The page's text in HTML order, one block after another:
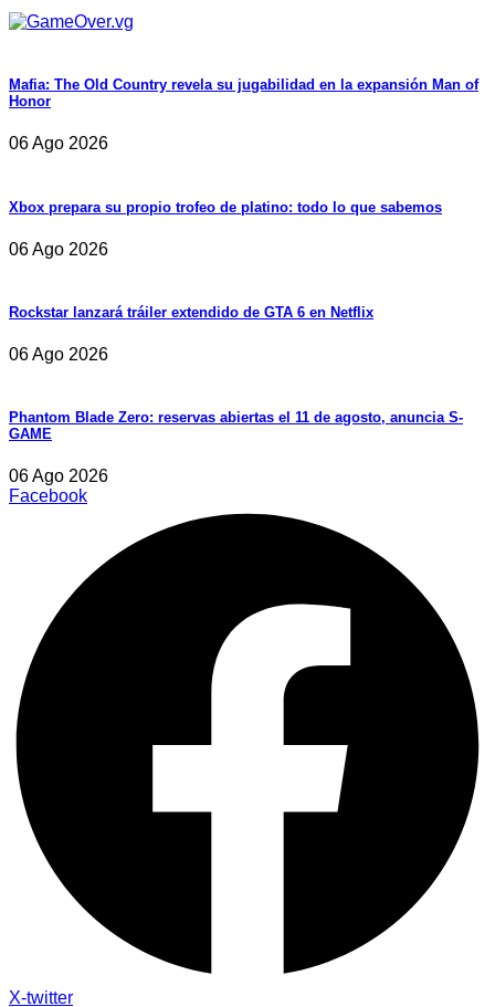
Mafia: The Old Country revela su jugabilidad en la expansión Man of
Honor
06 Ago 2026
Xbox prepara su propio trofeo de platino: todo lo que sabemos
06 Ago 2026
Rockstar lanzará tráiler extendido de GTA 6 en Netflix
06 Ago 2026
Phantom Blade Zero: reservas abiertas el 11 de agosto, anuncia S-
GAME
06 Ago 2026
Facebook
X-twitter